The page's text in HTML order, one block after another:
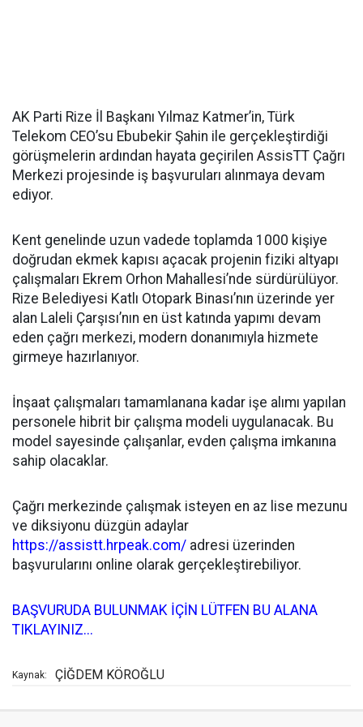
AK Parti Rize İl Başkanı Yılmaz Katmer’in, Türk
Telekom CEO’su Ebubekir Şahin ile gerçekleştirdiği
görüşmelerin ardından hayata geçirilen AssisTT Çağrı
Merkezi projesinde iş başvuruları alınmaya devam
ediyor.
Kent genelinde uzun vadede toplamda 1000 kişiye
doğrudan ekmek kapısı açacak projenin fiziki altyapı
çalışmaları Ekrem Orhon Mahallesi’nde sürdürülüyor.
Rize Belediyesi Katlı Otopark Binası’nın üzerinde yer
alan Laleli Çarşısı’nın en üst katında yapımı devam
eden çağrı merkezi, modern donanımıyla hizmete
girmeye hazırlanıyor.
İnşaat çalışmaları tamamlanana kadar işe alımı yapılan
personele hibrit bir çalışma modeli uygulanacak. Bu
model sayesinde çalışanlar, evden çalışma imkanına
sahip olacaklar.
Çağrı merkezinde çalışmak isteyen en az lise mezunu
ve diksiyonu düzgün adaylar
https://assistt.hrpeak.com/ adresi üzerinden
başvurularını online olarak gerçekleştirebiliyor.
BAŞVURUDA BULUNMAK İÇİN LÜTFEN BU ALANA
TIKLAYINIZ...
Kaynak: ÇİĞDEM KÖROĞLU